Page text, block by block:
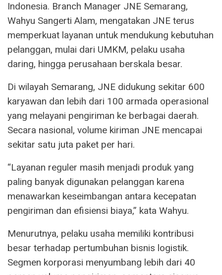
Indonesia. Branch Manager JNE Semarang,
Wahyu Sangerti Alam, mengatakan JNE terus
memperkuat layanan untuk mendukung kebutuhan
pelanggan, mulai dari UMKM, pelaku usaha
daring, hingga perusahaan berskala besar.
Di wilayah Semarang, JNE didukung sekitar 600
karyawan dan lebih dari 100 armada operasional
yang melayani pengiriman ke berbagai daerah.
Secara nasional, volume kiriman JNE mencapai
sekitar satu juta paket per hari.
“Layanan reguler masih menjadi produk yang
paling banyak digunakan pelanggan karena
menawarkan keseimbangan antara kecepatan
pengiriman dan efisiensi biaya,” kata Wahyu.
Menurutnya, pelaku usaha memiliki kontribusi
besar terhadap pertumbuhan bisnis logistik.
Segmen korporasi menyumbang lebih dari 40